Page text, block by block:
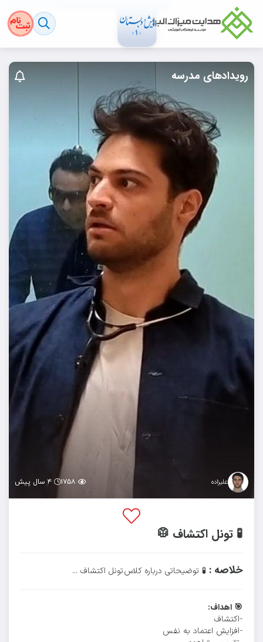
رویدادهای مدرسه
علیزاده ۱۷۵۸ ۴ سال پیش
🧪 تونل اکتشاف 🥼
خلاصه : 🧪 توضیحاتی درباره کلاس تونل اکتشاف ...
🎯 اهداف:
- اکتشاف
- افزایش اعتماد به نفس